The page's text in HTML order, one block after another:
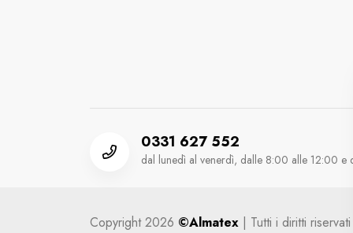
0331 627 552
dal lunedì al venerdì, dalle 8:00 alle 12:00 e
Copyright 2026 ©Almatex | Tutti i diritti